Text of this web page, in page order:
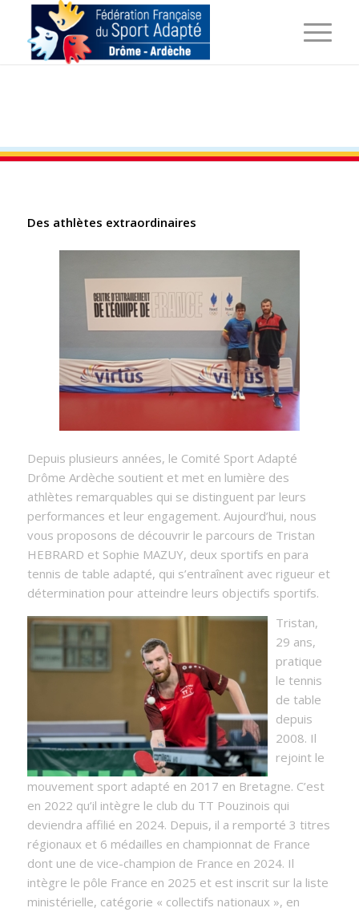
Des athlètes extraordinaires
Depuis plusieurs années, le Comité Sport Adapté
Drôme Ardèche soutient et met en lumière des
athlètes remarquables qui se distinguent par leurs
performances et leur engagement. Aujourd’hui, nous
vous proposons de découvrir le parcours de Tristan
HEBRARD et Sophie MAZUY, deux sportifs en para
tennis de table adapté, qui s’entraînent avec rigueur et
détermination pour atteindre leurs objectifs sportifs.
Tristan,
29 ans,
pratique
le tennis
de table
depuis
2008. Il
rejoint le
mouvement sport adapté en 2017 en Bretagne. C’est
en 2022 qu’il intègre le club du TT Pouzinois qui
deviendra affilié en 2024. Depuis, il a remporté 3 titres
régionaux et 6 médailles en championnat de France
dont une de vice-champion de France en 2024. Il
intègre le pôle France en 2025 et est inscrit sur la liste
ministérielle, catégorie « collectifs nationaux », en